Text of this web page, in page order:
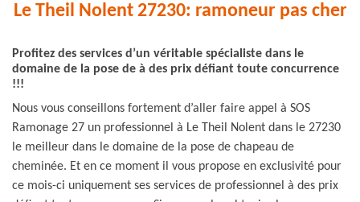
Le Theil Nolent 27230: ramoneur pas cher
Profitez des services d’un véritable spécialiste dans le
domaine de la pose de à des prix défiant toute concurrence
!!!
Nous vous conseillons fortement d’aller faire appel à SOS
Ramonage 27 un professionnel à Le Theil Nolent dans le 27230
le meilleur dans le domaine de la pose de chapeau de
cheminée. Et en ce moment il vous propose en exclusivité pour
ce mois-ci uniquement ses services de professionnel à des prix